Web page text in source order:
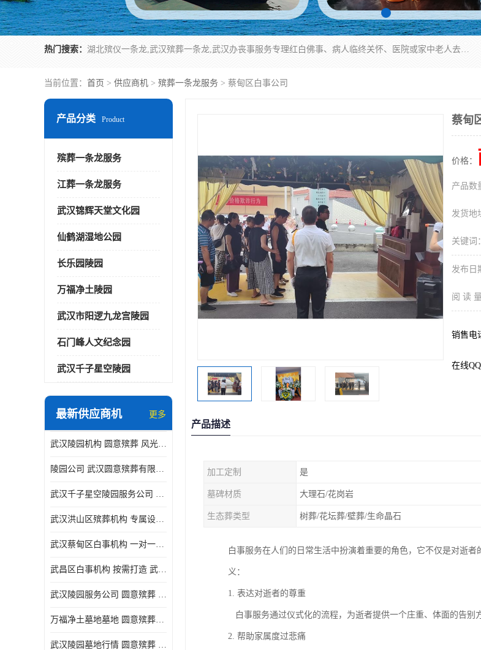
热门搜索： 湖北殡仪一条龙,武汉殡葬一条龙,武汉办丧事服务专理红白佛事、病人临终关怀、医院或家中老人去世穿寿衣、灵车遗体接运、殡仪馆告别厅预约、办理火葬场手续、民俗丧事策划、遗体告别仪式、民俗礼仪服务、殡葬礼仪策划、陵园墓位导购、寺庙塔位择吉、往生功德策划、民俗功德策划、异地殡葬礼仪服务、异地骨灰接送返乡
当前位置： 首页 > 供应商机 > 殡葬一条龙服务 > 蔡甸区白事公司
产品分类 Product
殡葬一条龙服务
江葬一条龙服务
武汉锦辉天堂文化园
仙鹤湖湿地公园
长乐园陵园
万福净土陵园
武汉市阳逻九龙宫陵园
石门峰人文纪念园
武汉千子星空陵园
最新供应商机 更多
武汉陵园机构 圆意殡葬 风光秀丽
陵园公司 武汉圆意殡葬有限公司 精工细作
武汉千子星空陵园服务公司 圆意殡葬中心 环境优美
武汉洪山区殡葬机构 专属设计 圆意殡葬中心
武汉蔡甸区白事机构 一对一服务 圆意殡葬
武昌区白事机构 按需打造 武汉圆意殡葬有限公司
武汉陵园服务公司 圆意殡葬 景致雅致
万福净土墓地墓地 圆意殡葬中心 多种款式
武汉陵园墓地行情 圆意殡葬 快速匹配您的需求
蔡甸
价格：
产品数
发货地
关键词：
发布日
阅 读 量
销售电
在线QQ
产品描述
加工定制 是
墓碑材质 大理石/花岗岩
生态葬类型 树葬/花坛葬/壁葬/生命晶石
白事服务在人们的日常生活中扮演着重要的角色，它不仅是对逝
义：
1. 表达对逝者的尊重
白事服务通过仪式化的流程，为逝者提供一个庄重、体面的告别
2. 帮助家属度过悲痛